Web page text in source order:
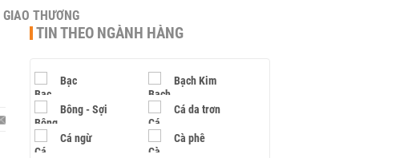
GIAO THƯƠNG
TIN THEO NGÀNH HÀNG
Bạc Bạch Kim
Bông - Sợi Cá da trơn
Cá ngừ Cà phê